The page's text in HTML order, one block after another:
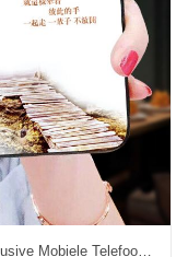
Samsung Galaxy A70s Hoesje Ster All Inclusive Mobiele Telefoon Hoes Anti-fall Sale